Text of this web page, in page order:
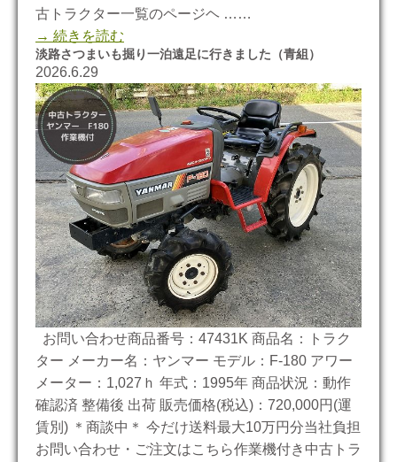
古トラクター一覧のページヘ ……
→ 続きを読む
淡路さつまいも掘り一泊遠足に行きました（青組）
2026.6.29
お問い合わせ商品番号：47431K 商品名：トラク
ター メーカー名：ヤンマー モデル：F-180 アワー
メーター：1,027ｈ 年式：1995年 商品状況：動作
確認済 整備後 出荷 販売価格(税込)：720,000円(運
賃別) ＊商談中＊ 今だけ送料最大10万円分当社負担
お問い合わせ・ご注文はこちら作業機付き中古トラ